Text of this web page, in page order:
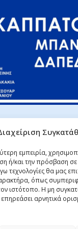
εμπειρία,
ή/και την πρόσβαση
τεχνολογίες θα μας
όπως
ιστότοπο. Η μη
αρνητικά